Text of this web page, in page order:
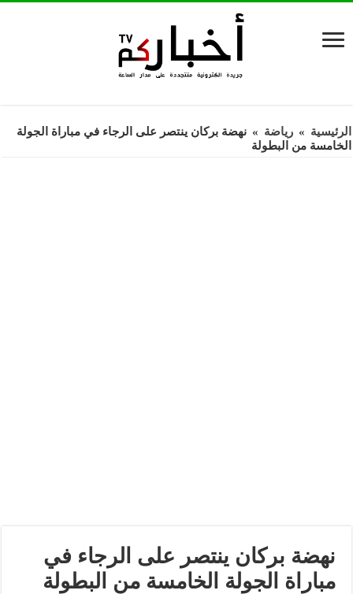
الرئيسية » رياضة » نهضة بركان ينتصر على الرجاء في مباراة الجولة
الخامسة من البطولة
نهضة بركان ينتصر على الرجاء في
مباراة الجولة الخامسة من البطولة